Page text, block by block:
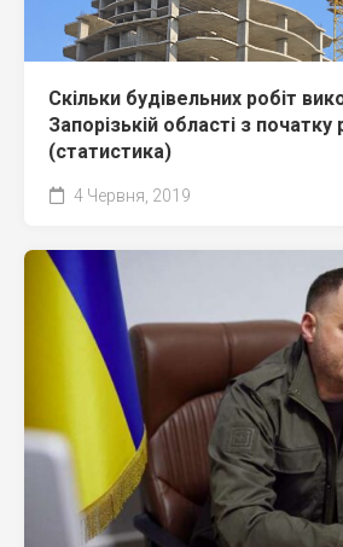
Скільки будівельних робіт
Запорізькій області з початку
(статистика)
4 Червня, 2019